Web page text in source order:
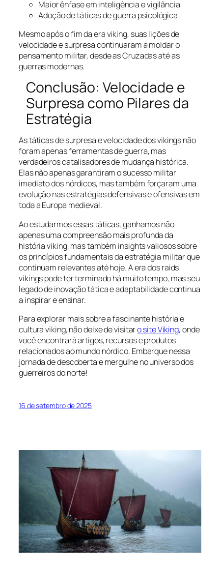
Maior ênfase em inteligência e vigilância
Adoção de táticas de guerra psicológica
Mesmo após o fim da era viking, suas lições de
velocidade e surpresa continuaram a moldar o
pensamento militar, desde as Cruzadas até as
guerras modernas.
Conclusão: Velocidade e
Surpresa como Pilares da
Estratégia
As táticas de surpresa e velocidade dos vikings não
foram apenas ferramentas de guerra, mas
verdadeiros catalisadores de mudança histórica.
Elas não apenas garantiram o sucesso militar
imediato dos nórdicos, mas também forçaram uma
evolução nas estratégias defensivas e ofensivas em
toda a Europa medieval.
Ao estudarmos essas táticas, ganhamos não
apenas uma compreensão mais profunda da
história viking, mas também insights valiosos sobre
os princípios fundamentais da estratégia militar que
continuam relevantes até hoje. A era dos raids
vikings pode ter terminado há muito tempo, mas seu
legado de inovação tática e adaptabilidade continua
a inspirar e ensinar.
Para explorar mais sobre a fascinante história e
cultura viking, não deixe de visitaro site Viking, onde
você encontrará artigos, recursos e produtos
relacionados ao mundo nórdico. Embarque nessa
jornada de descoberta e mergulhe no universo dos
guerreiros do norte!
16 de setembro de 2025